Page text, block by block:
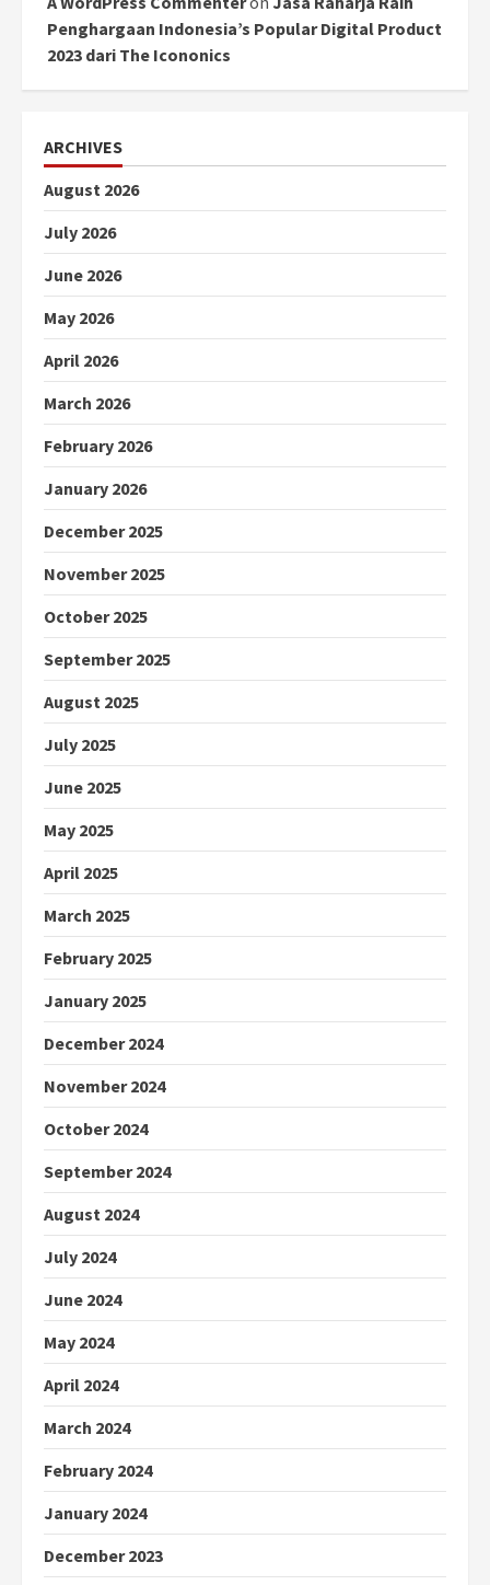
Penghargaan Indonesia’s Popular Digital Product
2023 dari The Icononics
ARCHIVES
August 2026
July 2026
June 2026
May 2026
April 2026
March 2026
February 2026
January 2026
December 2025
November 2025
October 2025
September 2025
August 2025
July 2025
June 2025
May 2025
April 2025
March 2025
February 2025
January 2025
December 2024
November 2024
October 2024
September 2024
August 2024
July 2024
June 2024
May 2024
April 2024
March 2024
February 2024
January 2024
December 2023